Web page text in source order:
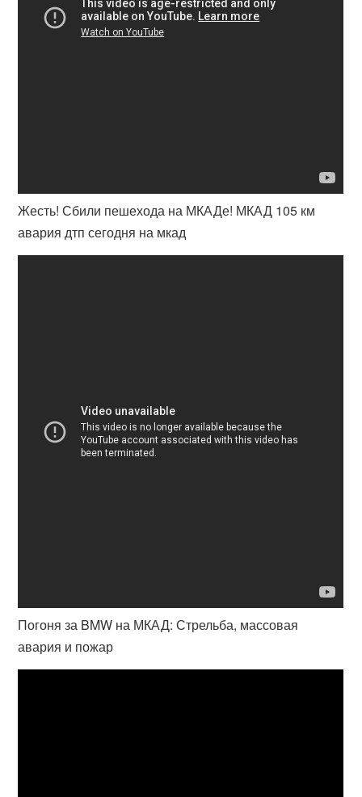
Жесть! Сбили пешехода на МКАДе! МКАД 105 км
авария дтп сегодня на мкад
Погоня за BMW на МКАД: Стрельба, массовая
авария и пожар